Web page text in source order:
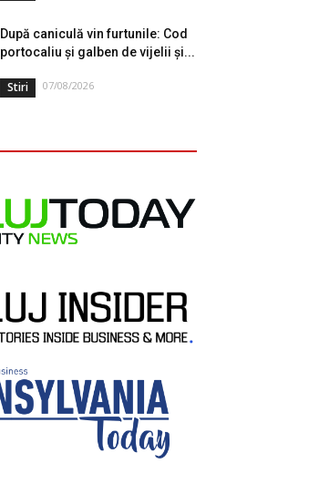
După caniculă vin furtunile: Cod
portocaliu și galben de vijelii și...
Stiri 07/08/2026